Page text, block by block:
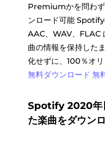
Premiumかを問わ
ンロード可能 Spotify
AAC、WAV、FLAC
曲の情報を保持した
化せずに、100％オ
無料ダウンロード 無
Spotify 2020年
た楽曲をダウン